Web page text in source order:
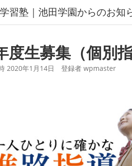
習塾｜池田学園からのお知
度生募集（個別指
2020年1月14日 登録者 wpmaster